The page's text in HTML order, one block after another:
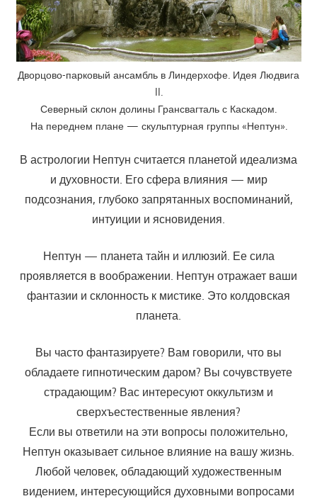
Дворцово-парковый ансамбль в Линдерхофе. Идея Людвига
II.
Северный склон долины Грансвагталь с Каскадом.
На переднем плане — скульптурная группы «Нептун».
В астрологии Нептун считается планетой идеализма
и духовности. Его сфера влияния — мир
подсознания, глубоко запрятанных воспоминаний,
интуиции и ясновидения.
Нептун — планета тайн и иллюзий. Ее сила
проявляется в воображении. Нептун отражает ваши
фантазии и склонность к мистике. Это колдовская
планета.
Вы часто фантазируете? Вам говорили, что вы
обладаете гипнотическим даром? Вы сочувствуете
страдающим? Вас интересуют оккультизм и
сверхъестественные явления?
Если вы ответили на эти вопросы положительно,
Нептун оказывает сильное влияние на вашу жизнь.
Любой человек, обладающий художественным
видением, интересующийся духовными вопросами